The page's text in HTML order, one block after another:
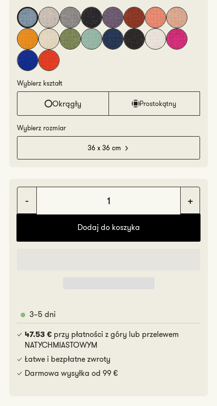
Wybierz kształt
Okrągły Prostokątny
Wybierz rozmiar
36 x 36 cm
Dodaj do koszyka
Mia
Mia
3–5 dni
47.53 € przy płatności z góry lub przelewem
NATYCHMIASTOWYM
Łatwe i bezpłatne zwroty
Darmowa wysyłka od 99 €